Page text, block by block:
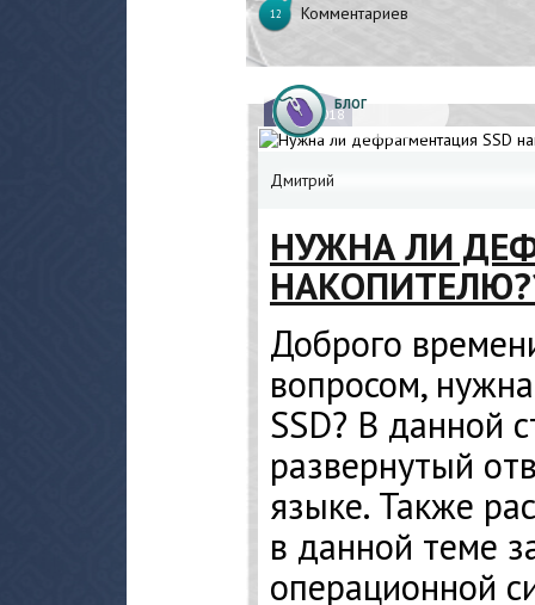
12 Комментариев
09.02.2018
БЛОГ
Дмитрий
НУЖНА ЛИ
Доброго
вопросом,
SSD? В данной
развернутый
языке. Также
в данной теме
операционной